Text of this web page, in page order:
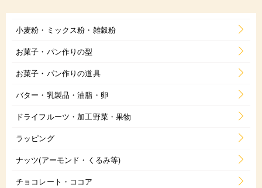
小麦粉・ミックス粉・雑穀粉
お菓子・パン作りの型
お菓子・パン作りの道具
バター・乳製品・油脂・卵
ドライフルーツ・加工野菜・果物
ラッピング
ナッツ(アーモンド・くるみ等)
チョコレート・ココア